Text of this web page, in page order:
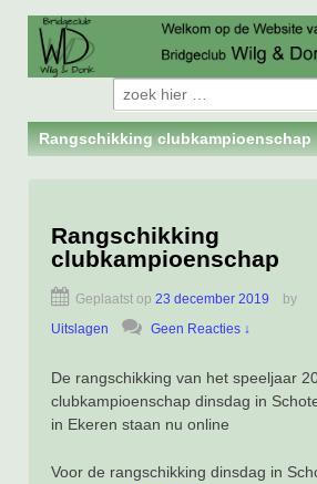
Zoeken
naar:
Rangschikking clubkampioenschap
Rangschikking
clubkampioenschap
Geplaatst op 23 december 2019 by
Uitslagen
Geen Reacties ↓
De rangschikking van het speeljaar
clubkampioenschap dinsdag in
in Ekeren staan nu online
Voor de rangschikking dinsdag in